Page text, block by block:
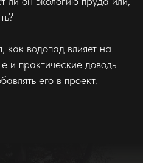
как водопад влияет на
и практические доводы
его в проект.